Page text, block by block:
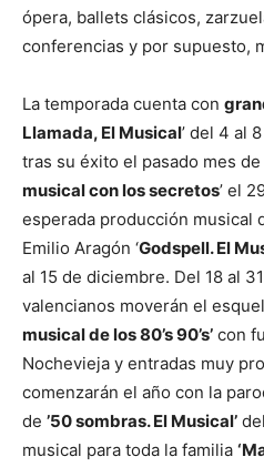
ópera, ballets clásicos,
conferencias y por supuesto,
La temporada cuenta con
Llamada, El Musical’ del 4 al
tras su éxito el pasado mes de
musical con los secretos’ el
esperada producción musical
Emilio Aragón ‘Godspell. El
al 15 de diciembre. Del 18 al
valencianos moverán el
musical de los 80’s 90’s’ con
Nochevieja y entradas muy
comenzarán el año con la
de ’50 sombras. El Musical’
musical para toda la familia